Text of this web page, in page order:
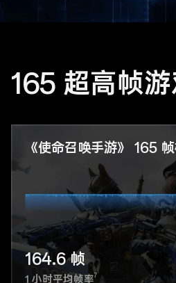
165 超高帧
《使命召唤手游》 165
164.6 帧
1 小时平均帧率7